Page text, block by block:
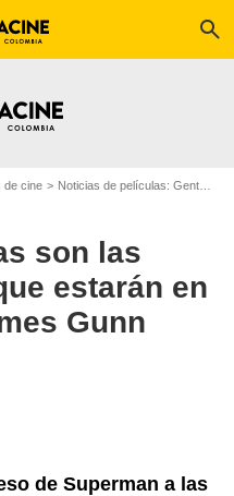
search
de cine Noticias de películas: Gente
son las
estarán en
Gunn
de Superman a las